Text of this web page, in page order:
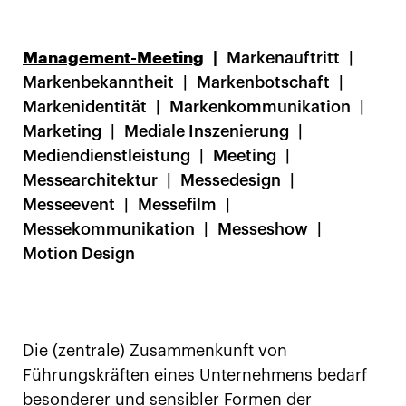
Management-Meeting
Markenauftritt
Markenbekanntheit
Markenbotschaft
Markenidentität
Markenkommunikation
Marketing
Mediale Inszenierung
Mediendienstleistung
Meeting
Messearchitektur
Messedesign
Messeevent
Messefilm
Messekommunikation
Messeshow
Motion Design
Die (zentrale) Zusammenkunft von
Führungskräften eines Unternehmens bedarf
besonderer und sensibler Formen der